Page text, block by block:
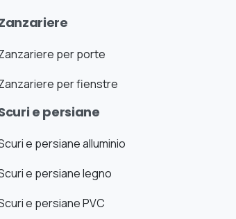
per porte
per fienstre
e persiane
e persiane alluminio
e persiane legno
e persiane PVC